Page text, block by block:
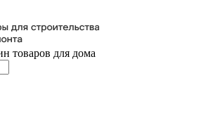
товаров для дома